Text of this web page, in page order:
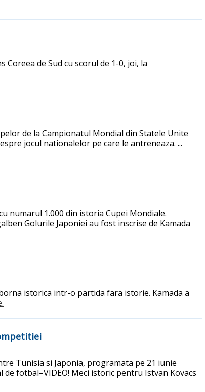
de Sud cu scorul de 1-0, joi, la
de la Campionatul Mondial din Statele Unite
jocul nationalelor pe care le antreneaza. ...
numarul 1.000 din istoria Cupei Mondiale.
Golurile Japoniei au fost inscrise de Kamada
istorica intr-o partida fara istorie. Kamada a
Tunisia si Japonia, programata pe 21 iunie
fotbal–VIDEO! Meci istoric pentru Istvan Kovacs